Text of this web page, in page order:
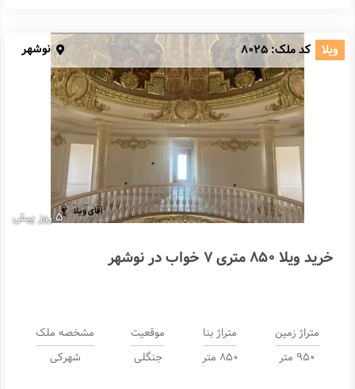
5 روز پیش
ویلا کد ملک:8025 نوشهر
خرید ویلا 850 متری 7 خواب در نوشهر
متراژ زمین
950 متر
متراژ بنا
850 متر
موقعیت
جنگلی
مشخصه ملک
شهرکی